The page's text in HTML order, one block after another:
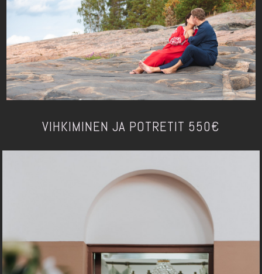
VIHKIMINEN JA POTRETIT 550€